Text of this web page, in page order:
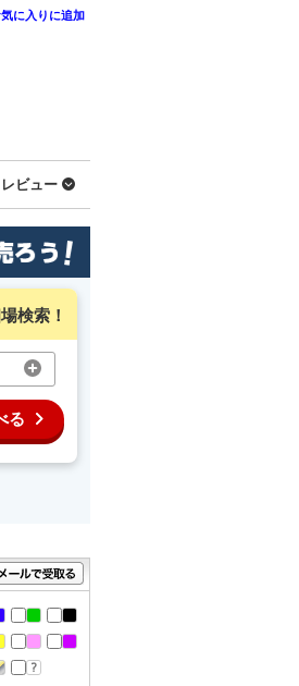
に入りに追加
レビュー
検索！
る